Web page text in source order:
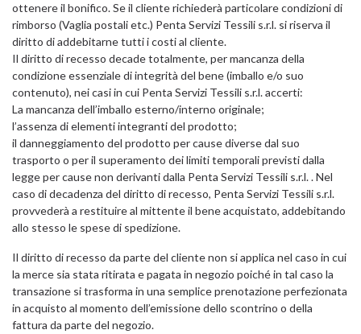
ottenere il bonifico. Se il cliente richiederà particolare condizioni di
rimborso (Vaglia postali etc.) Penta Servizi Tessili s.r.l. si riserva il
diritto di addebitarne tutti i costi al cliente.
Il diritto di recesso decade totalmente, per mancanza della
condizione essenziale di integrità del bene (imballo e/o suo
contenuto), nei casi in cui Penta Servizi Tessili s.r.l. accerti:
La mancanza dell’imballo esterno/interno originale;
l’assenza di elementi integranti del prodotto;
il danneggiamento del prodotto per cause diverse dal suo
trasporto o per il superamento dei limiti temporali previsti dalla
legge per cause non derivanti dalla Penta Servizi Tessili s.r.l. . Nel
caso di decadenza del diritto di recesso, Penta Servizi Tessili s.r.l.
provvederà a restituire al mittente il bene acquistato, addebitando
allo stesso le spese di spedizione.
Il diritto di recesso da parte del cliente non si applica nel caso in cui
la merce sia stata ritirata e pagata in negozio poiché in tal caso la
transazione si trasforma in una semplice prenotazione perfezionata
in acquisto al momento dell’emissione dello scontrino o della
fattura da parte del negozio.